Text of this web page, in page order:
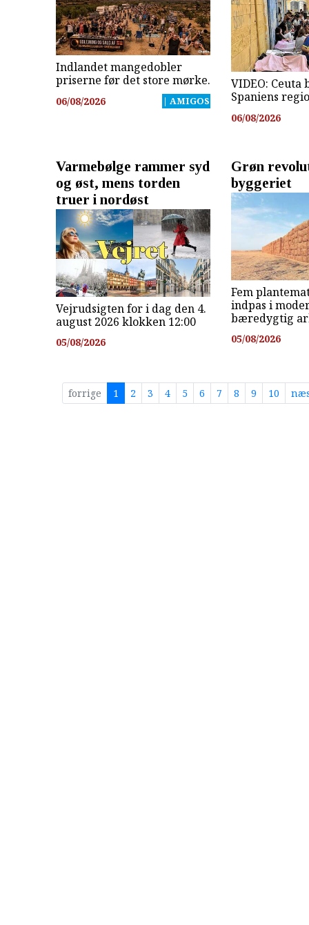
Indlandet mangedobler
priserne før det store mørke.
06/08/2026 | AMIGOS
VIDEO: Ceuta
Spaniens
06/08/2026
Varmebølge rammer syd
og øst, mens torden
truer i nordøst
Vejrudsigten for i dag den 4.
august 2026 klokken 12:00
05/08/2026
Grøn
byggeriet
Fem
indpas i
bæredygtig
05/08/2026
forrige 1 2 3 4 5 6 7 8 9 10